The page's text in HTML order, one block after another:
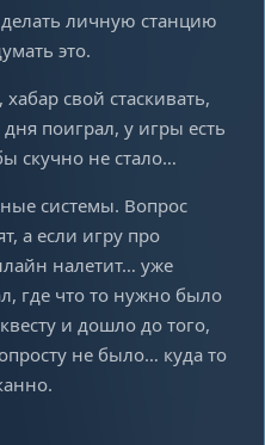
личную станцию
это.
свой стаскивать,
дня поиграл, у игры есть
скучно не стало…
системы. Вопрос
а если игру про
налетит… уже
где что то нужно было
и дошло до того,
не было… куда то